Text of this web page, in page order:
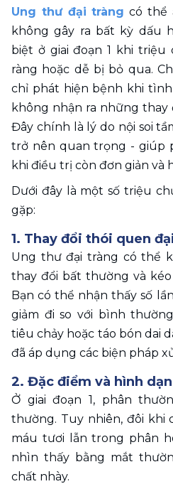
Ung thư đại tràng có thể
không gây ra bất kỳ dấu
biệt ở giai đoạn 1 khi
ràng hoặc dễ bị bỏ qua.
chỉ phát hiện bệnh khi
không nhận ra những thay
Đây chính là lý do nội soi
trở nên quan trọng - giúp
khi điều trị còn đơn giản và
Dưới đây là một số triệu
gặp:
1. Thay đổi thói quen
Ung thư đại tràng có thể
thay đổi bất thường và
Bạn có thể nhận thấy số
giảm đi so với bình
tiêu chảy hoặc táo bón dai
đã áp dụng các biện pháp
2. Đặc điểm và hình
Ở giai đoạn 1, phân
thường. Tuy nhiên, đôi
máu tươi lẫn trong phân
nhìn thấy bằng mắt
chất nhày.